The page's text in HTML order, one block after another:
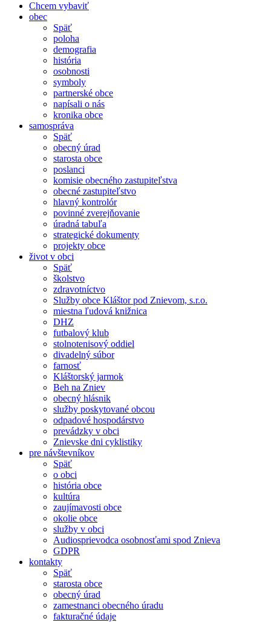
Chcem vybaviť
obec
Späť
poloha
demografia
história
osobnosti
symboly
partnerské obce
napísali o nás
kronika obce
samospráva
Späť
obecný úrad
starosta obce
poslanci
komisie obecného zastupiteľstva
obecné zastupiteľstvo
hlavný kontrolór
povinné zverejňovanie
úradná tabuľa
strategické dokumenty
projekty obce
život v obci
Späť
školstvo
zdravotníctvo
Služby obce Kláštor pod Znievom, s.r.o.
miestna ľudová knižnica
DHZ
futbalový klub
stolnotenisový oddiel
divadelný súbor
farnosť
Kláštorský jarmok
Beh na Zniev
obecný hlásnik
služby poskytované obcou
odpadové hospodárstvo
prevádzky v obci
Znievske dni cyklistiky
pre návštevníkov
Späť
o obci
história obce
kultúra
zaujímavosti obce
okolie obce
služby v obci
Audiosprievodca osobnosťami spod Znieva
GDPR
kontakty
Späť
starosta obce
obecný úrad
zamestnanci obecného úradu
fakturačné údaje